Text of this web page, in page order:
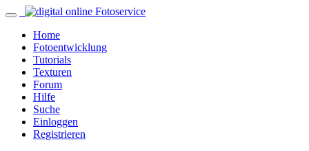
Home
Fotoentwicklung
Tutorials
Texturen
Forum
Hilfe
Suche
Einloggen
Registrieren